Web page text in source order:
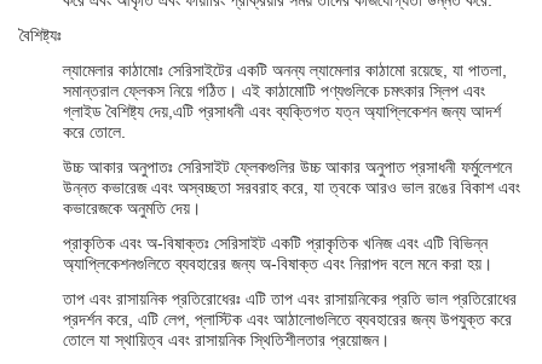
বৈশিষ্ট্যঃ
ল্যামেলার কাঠামোঃ সেরিসাইটের একটি অনন্য ল্যামেলার কাঠামো রয়েছে, যা পাতলা,
সমান্তরাল ফ্লেকস নিয়ে গঠিত। এই কাঠামোটি পণ্যগুলিকে চমৎকার স্লিপ এবং
গ্লাইড বৈশিষ্ট্য দেয়,এটি প্রসাধনী এবং ব্যক্তিগত যত্ন অ্যাপ্লিকেশন জন্য আদর্শ
করে তোলে.
উচ্চ আকার অনুপাতঃ সেরিসাইট ফ্লেকগুলির উচ্চ আকার অনুপাত প্রসাধনী ফর্মুলেশনে
উন্নত কভারেজ এবং অস্বচ্ছতা সরবরাহ করে, যা ত্বকে আরও ভাল রঙের বিকাশ এবং
কভারেজকে অনুমতি দেয়।
প্রাকৃতিক এবং অ-বিষাক্তঃ সেরিসাইট একটি প্রাকৃতিক খনিজ এবং এটি বিভিন্ন
অ্যাপ্লিকেশনগুলিতে ব্যবহারের জন্য অ-বিষাক্ত এবং নিরাপদ বলে মনে করা হয়।
তাপ এবং রাসায়নিক প্রতিরোধেরঃ এটি তাপ এবং রাসায়নিকের প্রতি ভাল প্রতিরোধের
প্রদর্শন করে, এটি লেপ, প্লাস্টিক এবং আঠালোগুলিতে ব্যবহারের জন্য উপযুক্ত করে
তোলে যা স্থায়িত্ব এবং রাসায়নিক স্থিতিশীলতার প্রয়োজন।